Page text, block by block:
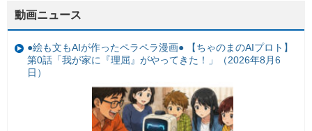
動画ニュース
●絵も文もAIが作ったペラペラ漫画● 【ちゃのまのAIプロト】
第0話「我が家に『理屈』がやってきた！」（2026年8月6
日）